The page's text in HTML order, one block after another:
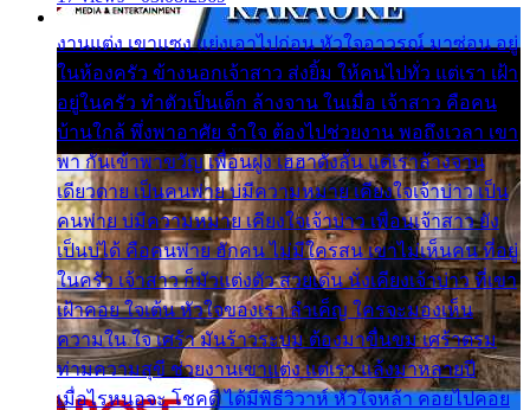
งานแต่ง เขาแซง แย่งเอาไปก่อน หัวใจอาวรณ์ มาซ่อน อยู่
ในห้องครัว ข้างนอกเจ้าสาว ส่งยิ้ม ให้คนไปทั่ว แต่เรา เฝ้า
อยู่ในครัว ทำตัวเป็นเด็ก ล้างจาน ในเมื่อ เจ้าสาว คือคน
บ้านใกล้ พึ่งพาอาศัย จำใจ ต้องไปช่วยงาน พอถึงเวลา เขา
พา กันเข้าพาขวัญ เพื่อนฝูง เฮฮาดังลั่น แต่เราล้างจาน
เดียวดาย เป็นคนพ่าย บ่มีความหมาย เคียงใจเจ้าบ่าว เป็น
คนพ่าย บ่มีความหมาย เคียงใจเจ้าบ่าว เพื่อนเจ้าสาว ยัง
เป็นบ่ได้ คือคนพ่าย ฮักคน ไม่มีใครสน เขาไม่เห็นคน ที่อยู่
ในครัว เจ้าสาว ก็มัวแต่งตัว สวยเด่น นั่งเคียงเจ้าบ่าว ที่เขา
เฝ้าคอย ใจเต้น หัวใจของเรา ลำเค็ญ ใครจะมองเห็น
ความใน ใจ เศร้า มันร้าวระบม ต้องมาขื่นขม เศร้าตรม
ท่ามความสุขี ช่วยงานเขาแต่ง แต่เรา แล้งมาหลายปี
เมื่อไรหนอจะ โชคดี ได้มีพิธีวิวาห์ หัวใจหล้า คอยไปคอย